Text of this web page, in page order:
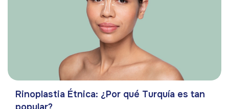
Rinoplastia Étnica: ¿Por qué Turquía es tan